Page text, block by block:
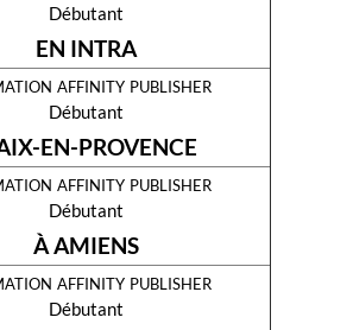
Débutant
EN INTRA
affinity publisher
Débutant
EN-PROVENCE
affinity publisher
Débutant
À AMIENS
affinity publisher
Débutant